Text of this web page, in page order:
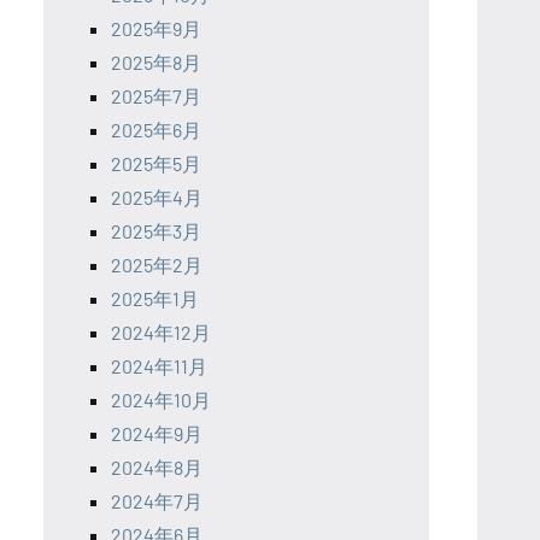
2025年9月
2025年8月
2025年7月
2025年6月
2025年5月
2025年4月
2025年3月
2025年2月
2025年1月
2024年12月
2024年11月
2024年10月
2024年9月
2024年8月
2024年7月
2024年6月